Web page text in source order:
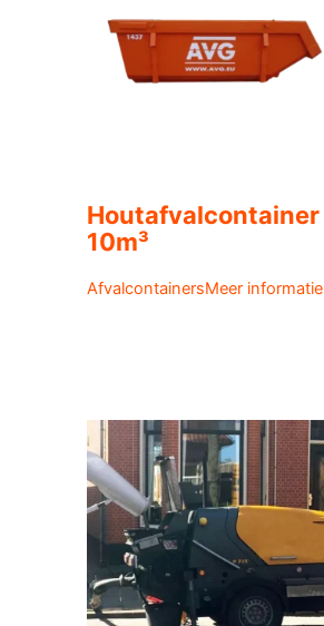
Houtafvalcontainer
10m³
AfvalcontainersMeer informatie